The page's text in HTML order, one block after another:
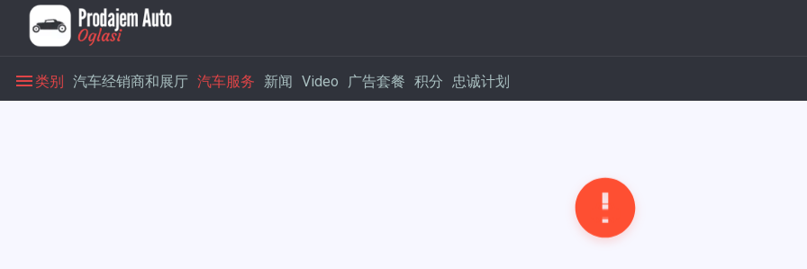
类别 汽车经销商和展厅 汽车服务 新闻 Video 广告套餐 积分 忠诚计划